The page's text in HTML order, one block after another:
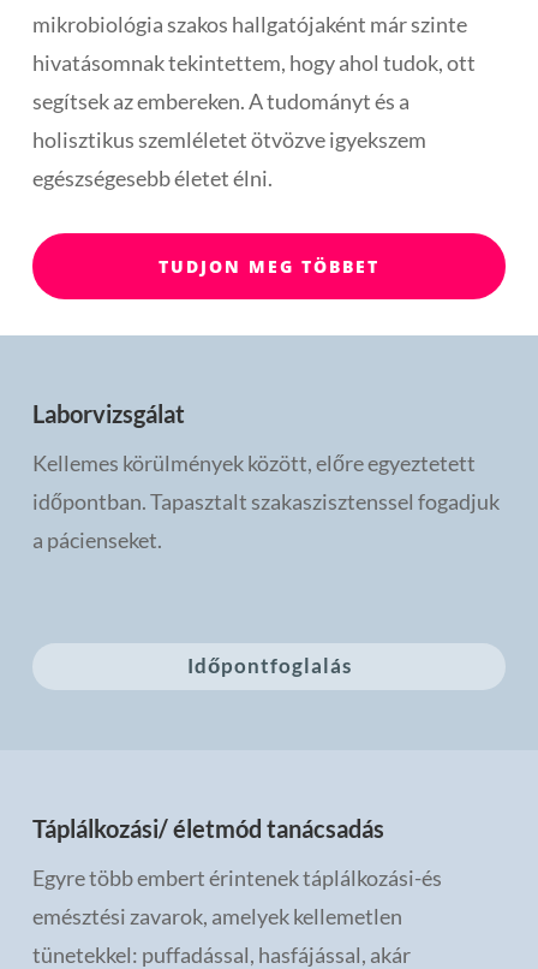
mikrobiológia szakos hallgatójaként már szinte
hivatásomnak tekintettem, hogy ahol tudok, ott
segítsek az embereken. A tudományt és a
holisztikus szemléletet ötvözve igyekszem
egészségesebb életet élni.
TUDJON MEG TÖBBET
Laborvizsgálat
Kellemes körülmények között, előre egyeztetett
időpontban. Tapasztalt szakaszisztenssel fogadjuk
a pácienseket.
Időpontfoglalás
Táplálkozási/ életmód tanácsadás
Egyre több embert érintenek táplálkozási-és
emésztési zavarok, amelyek kellemetlen
tünetekkel: puffadással, hasfájással, akár